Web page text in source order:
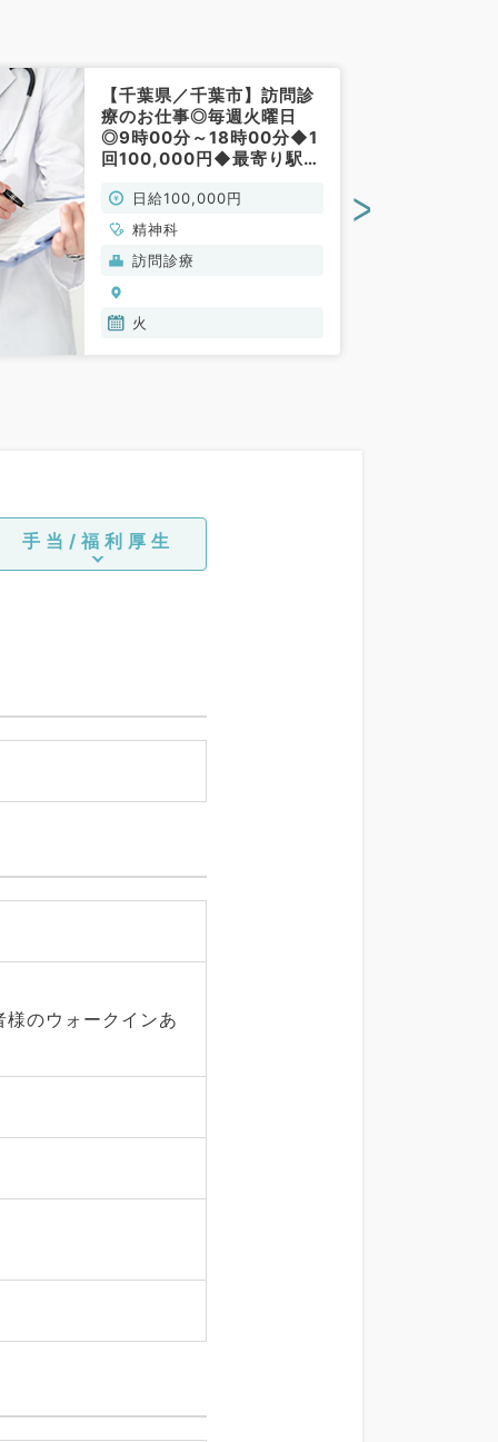
【千葉県／千葉市】訪問診
療のお仕事◎毎週火曜日
◎9時00分～18時00分◆1
回100,000円◆最寄り駅徒
科／非常勤）
日給100,000円
精神科
訪問診療
火
>
手当/福利厚生
のウォークインあ